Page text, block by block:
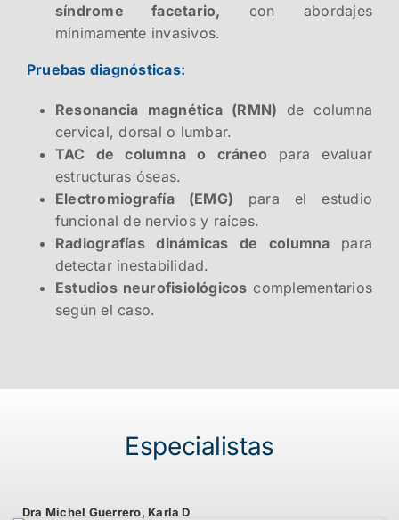
síndrome facetario, con abordajes
mínimamente invasivos.
Pruebas diagnósticas:
Resonancia magnética (RMN) de columna
cervical, dorsal o lumbar.
TAC de columna o cráneo para evaluar
estructuras óseas.
Electromiografía (EMG) para el estudio
funcional de nervios y raíces.
Radiografías dinámicas de columna para
detectar inestabilidad.
Estudios neurofisiológicos complementarios
según el caso.
Especialistas
Dra Michel Guerrero, Karla D